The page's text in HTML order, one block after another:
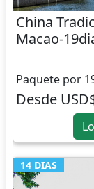
China
Macao-
Paquete por
Desde
14 DIAS